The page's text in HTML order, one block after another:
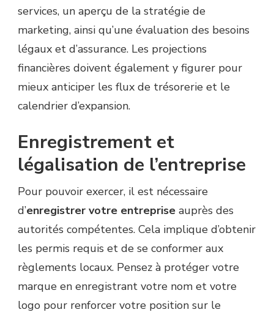
services, un aperçu de la stratégie de
marketing, ainsi qu’une évaluation des besoins
légaux et d’assurance. Les projections
financières doivent également y figurer pour
mieux anticiper les flux de trésorerie et le
calendrier d’expansion.
Enregistrement et
légalisation de l’entreprise
Pour pouvoir exercer, il est nécessaire
d’enregistrer votre entreprise auprès des
autorités compétentes. Cela implique d’obtenir
les permis requis et de se conformer aux
règlements locaux. Pensez à protéger votre
marque en enregistrant votre nom et votre
logo pour renforcer votre position sur le